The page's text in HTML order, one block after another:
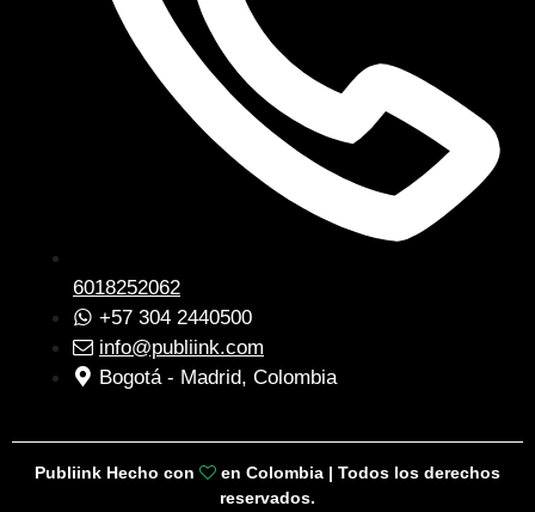
6018252062
+57 304 2440500
info@publiink.com
Bogotá - Madrid, Colombia
Publiink Hecho con
en Colombia | Todos los derechos
reservados.